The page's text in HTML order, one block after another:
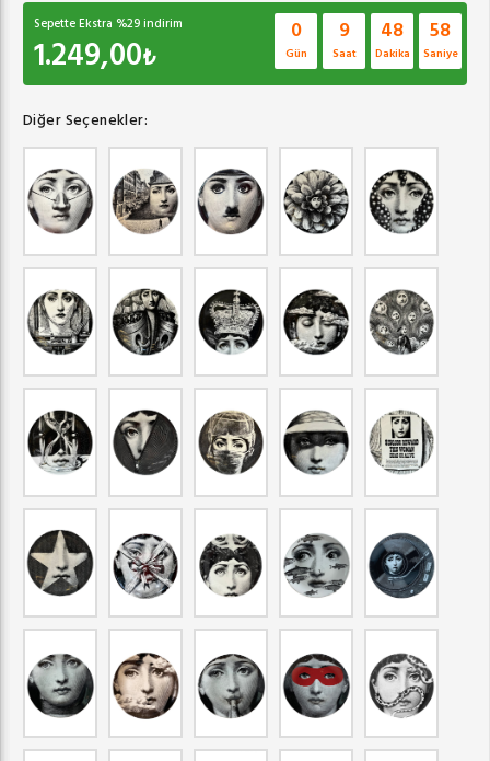
Sepette Ekstra %29indirim
1.249,00₺
0
Gün
9
Saat
48
Dakika
57
Saniye
Diğer Seçenekler: